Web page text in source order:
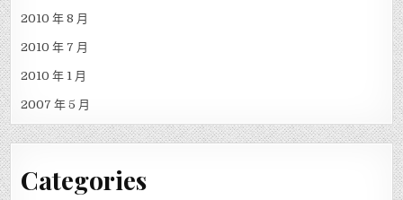
2010 年 8 月
2010 年 7 月
2010 年 1 月
2007 年 5 月
Categories